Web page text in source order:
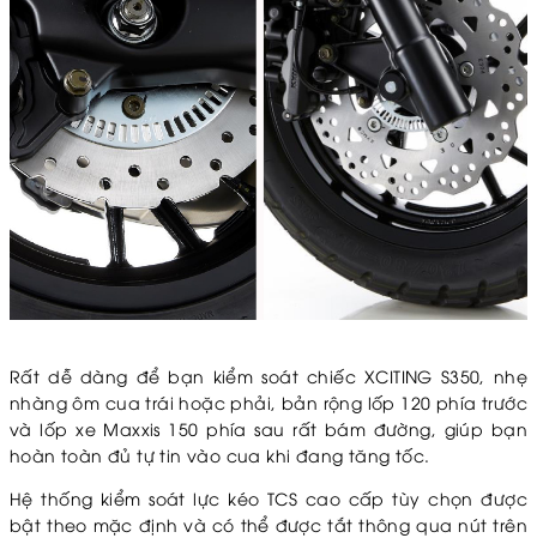
Rất dễ dàng để bạn kiểm soát chiếc XCITING S350, nhẹ
nhàng ôm cua trái hoặc phải, bản rộng lốp 120 phía trước
và lốp xe Maxxis 150 phía sau rất bám đường, giúp bạn
hoàn toàn đủ tự tin vào cua khi đang tăng tốc.
Hệ thống kiểm soát lực kéo TCS cao cấp tùy chọn được
bật theo mặc định và có thể được tắt thông qua nút trên